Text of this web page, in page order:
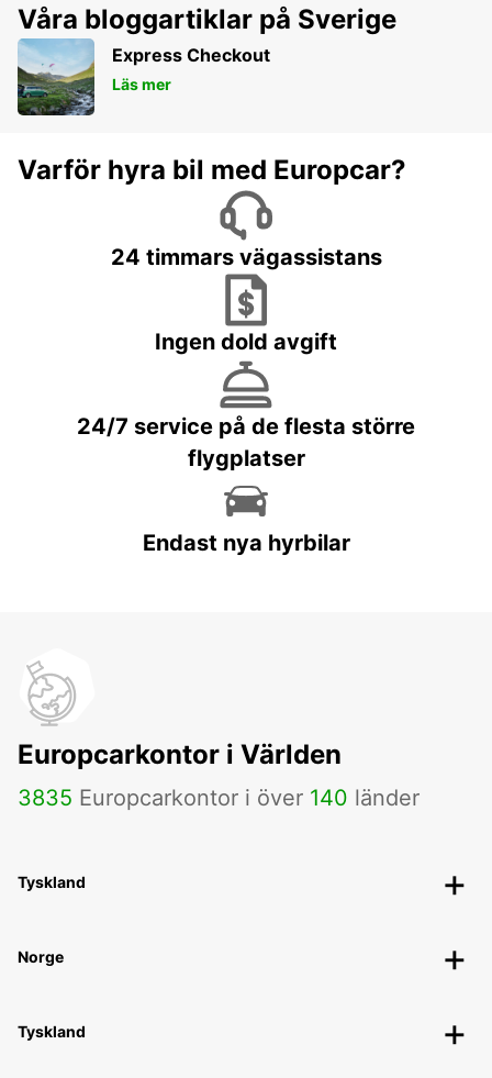
Våra bloggartiklar på Sverige
Express Checkout
Läs mer
Varför hyra bil med Europcar?
24 timmars vägassistans
Ingen dold avgift
24/7 service på de flesta större
flygplatser
Endast nya hyrbilar
Europcarkontor i Världen
3835 Europcarkontor i över 140 länder
Tyskland
Norge
Tyskland